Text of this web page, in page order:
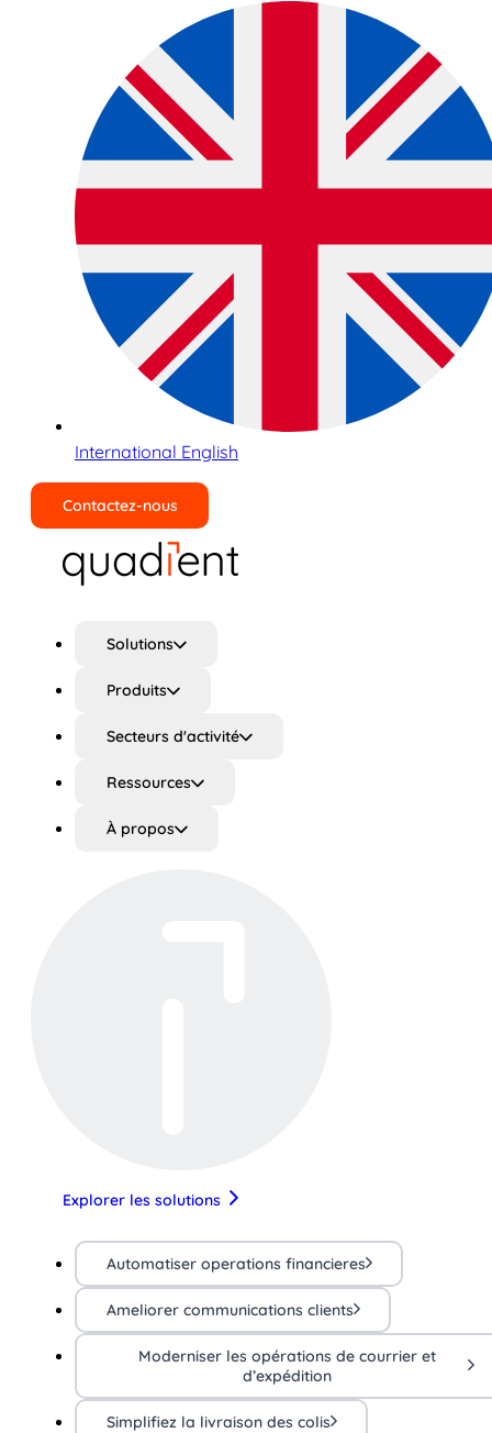
International English
Contactez-nous
Solutions
Produits
Secteurs d'activité
Ressources
À propos
Explorer les solutions
Automatiser operations financieres
Ameliorer communications clients
Moderniser les opérations de courrier et
d’expédition
Simplifiez la livraison des colis